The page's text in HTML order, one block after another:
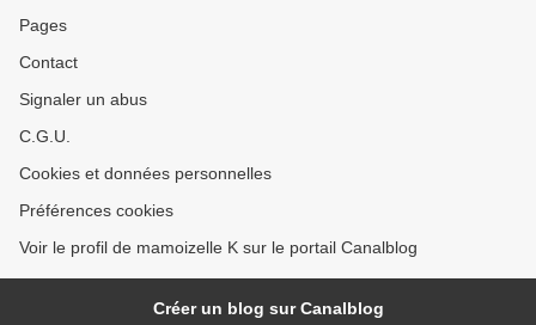
Pages
Contact
Signaler un abus
C.G.U.
Cookies et données personnelles
Préférences cookies
Voir le profil de mamoizelle K sur le portail Canalblog
Créer un blog sur Canalblog